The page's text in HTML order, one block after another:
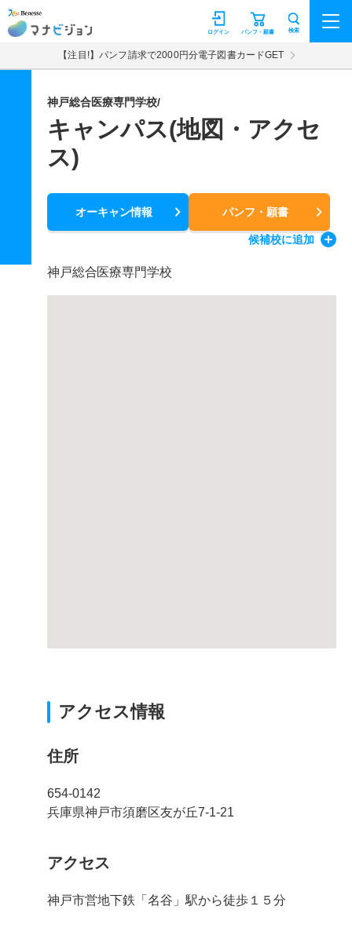
マナビジョン パンフ・願書
ログイン 検索
【注目!】パンフ請求で2000円分電子図書カードGET
神戸総合医療専門学校/
キャンパス(地図・アクセ
ス)
オーキャン情報 パンフ・願書
候補校に追加
神戸総合医療専門学校
アクセス情報
住所
654-0142
兵庫県神戸市須磨区友が丘7-1-21
アクセス
神戸市営地下鉄「名谷」駅から徒歩１５分